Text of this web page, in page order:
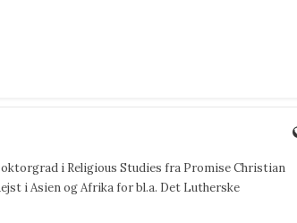
i Religious Studies fra Promise Christian
i Asien og Afrika for bl.a. Det Lutherske